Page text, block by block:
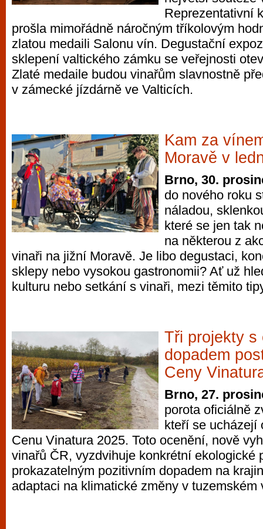
Reprezentativní
prošla mimořádně náročným tříkolovým
zlatou medaili Salonu vín. Degustační
sklepení valtického zámku se veřejnosti
Zlaté medaile budou vinařům slavnostně
v zámecké jízdárně ve Valticích.
Kam za
Moravě v
Brno, 30.
do nového roku
náladou,
které se jen tak
na některou z
vinaři na jižní Moravě. Je libo degustaci,
sklepy nebo vysokou gastronomii? Ať už
kulturu nebo setkání s vinaři, mezi těmito
Tři projekty s
dopadem
Ceny
Brno, 27.
porota oficiálně
kteří se ucházejí
Cenu Vinatura 2025. Toto ocenění, nově
vinařů ČR, vyzdvihuje konkrétní ekologické
prokazatelným pozitivním dopadem na
adaptaci na klimatické změny v tuzemském